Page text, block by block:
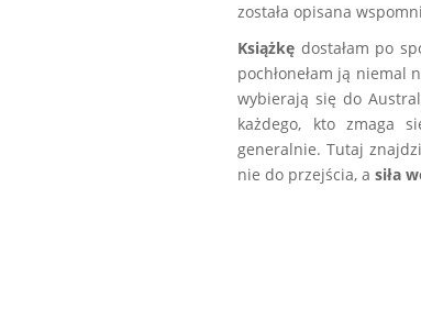
została opisana
Książkę dostałam po
pochłonełam ją niemal
wybierają się do
każdego, kto zmaga
generalnie. Tutaj
nie do przejścia, asiła